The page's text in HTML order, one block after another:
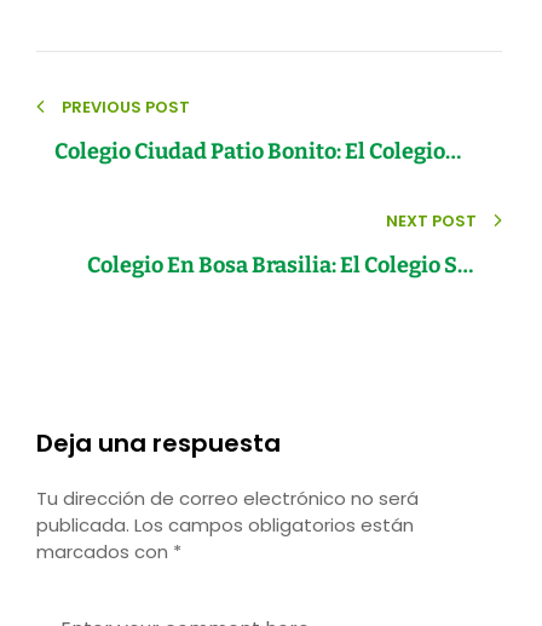
de
PREVIOUS POST
Colegio Ciudad Patio Bonito: El Colegio
NEXT POST
Colegio En Bosa Brasilia: El Colegio San
Deja una respuesta
Tu dirección de correo electrónico no será
publicada. Los campos obligatorios están
marcados con *